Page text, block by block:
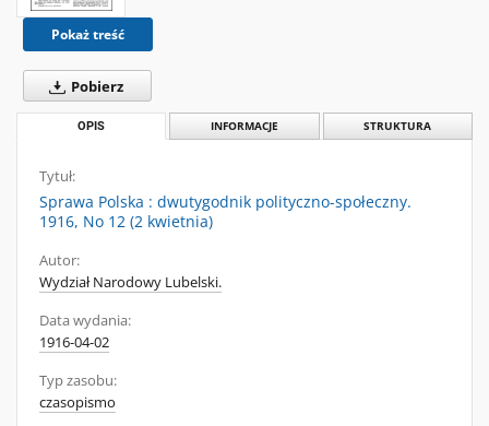
Pokaż treść
Pobierz
OPIS INFORMACJE STRUKTURA
Tytuł:
Sprawa Polska : dwutygodnik polityczno-społeczny.
1916, No 12 (2 kwietnia)
Autor:
Wydział Narodowy Lubelski.
Data wydania:
1916-04-02
Typ zasobu:
czasopismo